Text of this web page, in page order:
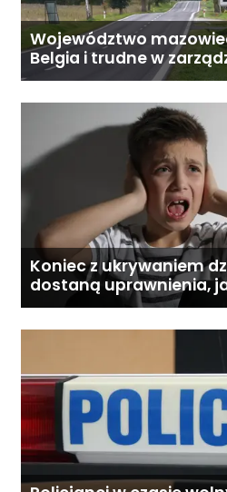
Województwo
Belgia i trudne w
proponują podział
Koniec z ukrywaniem
dostaną uprawnienia,